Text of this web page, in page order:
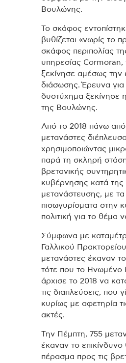
Βουλώνης.
Το σκάφος
βυθίζεται «νωρίς το
σκάφος περιπολίας
υπηρεσίας Cormoran,
ξεκίνησε αμέσως την
διάσωσης. Έρευνα για
δυστύχημα ξεκίνησε
της Βουλώνης.
Από το 2018 πάνω
μετανάστες
χρησιμοποιώντας
παρά τη σκληρή
βρετανικής
κυβέρνησης κατά
μετανάστευσης, με τα
πισωγυρίσματα στην
πολιτική για το θέμα
Σύμφωνα με
Γαλλικού
μετανάστες έκαναν
τότε που το Ηνωμένο
άρχισε το 2018 να
τις διαπλεύσεις, που
κυρίως με αφετηρία
ακτές.
Την Πέμπτη, 755
έκαναν το επικίνδυνο
πέρασμα προς τις